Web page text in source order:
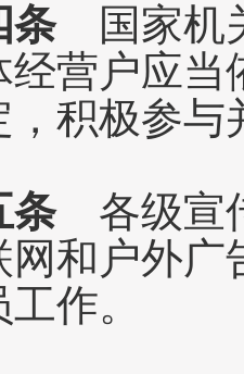
条国家机
经营户应当
，积极参与
条 各级宣
网和户外广
作。